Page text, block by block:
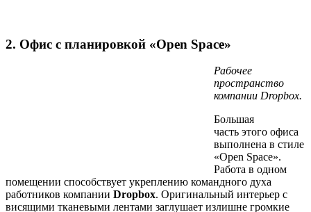
2. Офис с планировкой «Open Space»
Рабочее
пространство
компании Dropbox.
Большая
часть этого офиса
выполнена в стиле
«Open Space».
Работа в одном
помещении способствует укреплению командного духа
работников компании Dropbox. Оригинальный интерьер с
висящими тканевыми лентами заглушает излишне громкие